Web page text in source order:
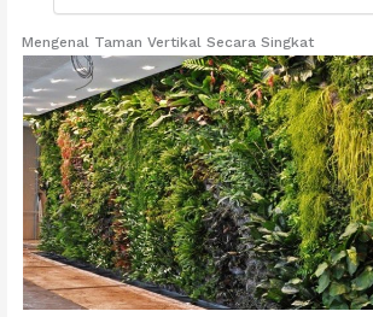
Mengenal Taman Vertikal Secara Singkat